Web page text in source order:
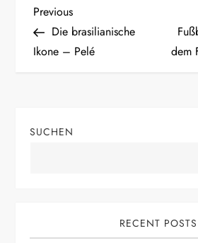
B
e
Previous
Post
Previous
Die brasilianische
Ikone – Pelé
dem
SUCHEN
RECENT POSTS